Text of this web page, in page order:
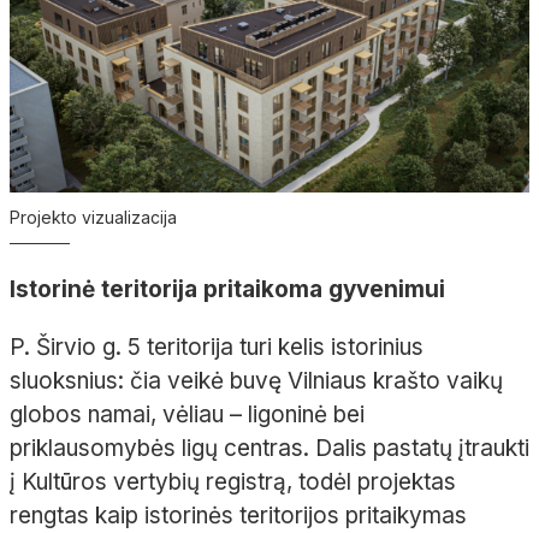
Projekto vizualizacija
Istorinė teritorija pritaikoma gyvenimui
P. Širvio g. 5 teritorija turi kelis istorinius
sluoksnius: čia veikė buvę Vilniaus krašto vaikų
globos namai, vėliau – ligoninė bei
priklausomybės ligų centras. Dalis pastatų įtraukti
į Kultūros vertybių registrą, todėl projektas
rengtas kaip istorinės teritorijos pritaikymas